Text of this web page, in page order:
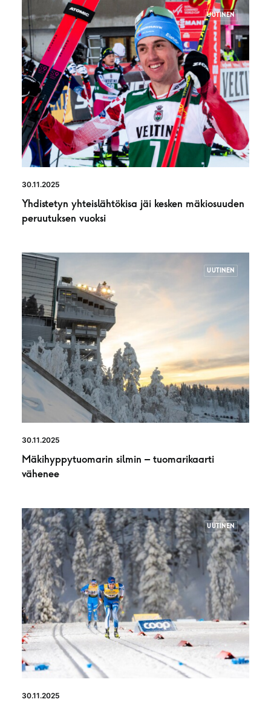
UUTINEN
30.11.2025
Yhdistetyn yhteislähtökisa jäi kesken mäkiosuuden
peruutuksen vuoksi
UUTINEN
30.11.2025
Mäkihyppytuomarin silmin – tuomarikaarti
vähenee
UUTINEN
30.11.2025